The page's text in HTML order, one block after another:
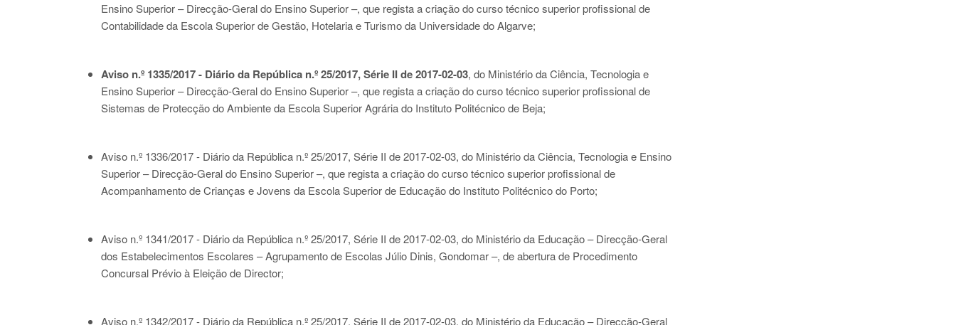
Ensino Superior – Direcção-Geral do Ensino Superior –, que regista a criação do curso técnico superior profissional de
Contabilidade da Escola Superior de Gestão, Hotelaria e Turismo da Universidade do Algarve;
Aviso n.º 1335/2017 - Diário da República n.º 25/2017, Série II de 2017-02-03, do Ministério da Ciência, Tecnologia e
Ensino Superior – Direcção-Geral do Ensino Superior –, que regista a criação do curso técnico superior profissional de
Sistemas de Protecção do Ambiente da Escola Superior Agrária do Instituto Politécnico de Beja;
Aviso n.º 1336/2017 - Diário da República n.º 25/2017, Série II de 2017-02-03, do Ministério da Ciência, Tecnologia e Ensino
Superior – Direcção-Geral do Ensino Superior –, que regista a criação do curso técnico superior profissional de
Acompanhamento de Crianças e Jovens da Escola Superior de Educação do Instituto Politécnico do Porto;
Aviso n.º 1341/2017 - Diário da República n.º 25/2017, Série II de 2017-02-03, do Ministério da Educação – Direcção-Geral
dos Estabelecimentos Escolares – Agrupamento de Escolas Júlio Dinis, Gondomar –, de abertura de Procedimento
Concursal Prévio à Eleição de Director;
Aviso n.º 1342/2017 - Diário da República n.º 25/2017, Série II de 2017-02-03, do Ministério da Educação – Direcção-Geral